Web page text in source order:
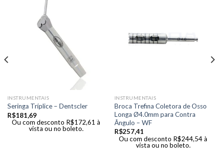
INSTRUMENTAIS
Seringa Tríplice – Dentscler
R$181,69
Ou com desconto R$172,61 à
vista ou no boleto.
INSTRUMENTAIS
Broca Trefina Coletora de Osso
Longa Ø4.0mm para Contra
Ângulo – WF
R$257,41
Ou com desconto R$244,54à
vista ou no boleto.